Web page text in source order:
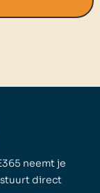
neemt je
direct